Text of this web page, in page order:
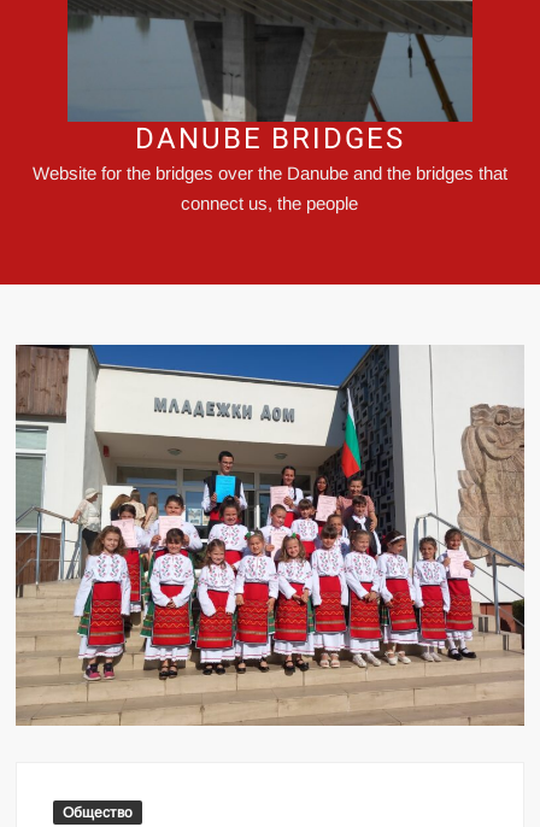
DANUBE BRIDGES
Website for the bridges over the Danube and the bridges that
connect us, the people
Общество